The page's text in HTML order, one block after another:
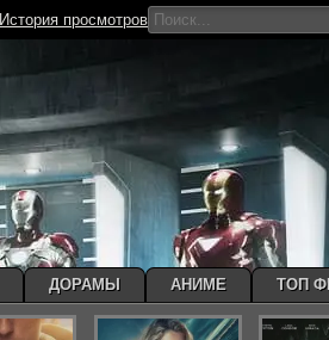
ДОРАМЫ АНИМЕ ТОП
История просмотров